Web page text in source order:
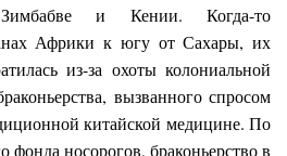
и Кении. Когда-то
Африки к югу от Сахары, их
из-за охоты колониальной
вызванного спросом
китайской медицине. По
носорогов, браконьерство в